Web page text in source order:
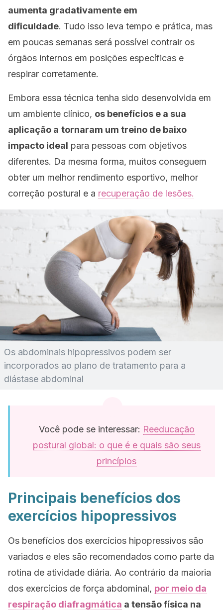
aumenta gradativamente em
dificuldade. Tudo isso leva tempo e prática, mas
em poucas semanas será possível contrair os
órgãos internos em posições específicas e
respirar corretamente.
Embora essa técnica tenha sido desenvolvida em
um ambiente clínico, os benefícios e a sua
aplicação a tornaram um treino de baixo
impacto ideal para pessoas com objetivos
diferentes. Da mesma forma, muitos conseguem
obter um melhor rendimento esportivo, melhor
correção postural e a recuperação de lesões.
Os abdominais hipopressivos podem ser
incorporados ao plano de tratamento para a
diástase abdominal
Você pode se interessar: Reeducação
postural global: o que é e quais são seus
princípios
Principais benefícios dos
exercícios hipopressivos
Os benefícios dos exercícios hipopressivos são
variados e eles são recomendados como parte da
rotina de atividade diária. Ao contrário da maioria
dos exercícios de força abdominal, por meio da
respiração diafragmática a tensão física na